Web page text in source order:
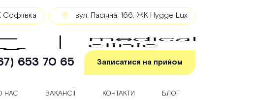
Софіївка вул. Пасічна, 166, ЖК Hygge Lux
653 70 65 Записатися на прийом
НАС ВАКАНСІЇ КОНТАКТИ БЛОГ